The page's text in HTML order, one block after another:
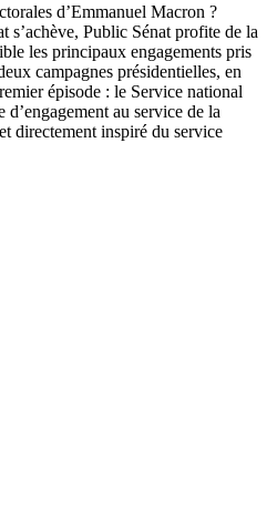
d’Emmanuel Macron ?
s’achève, Public Sénat profite de la
les principaux engagements pris
campagnes présidentielles, en
épisode : le Service national
au service de la
directement inspiré du service